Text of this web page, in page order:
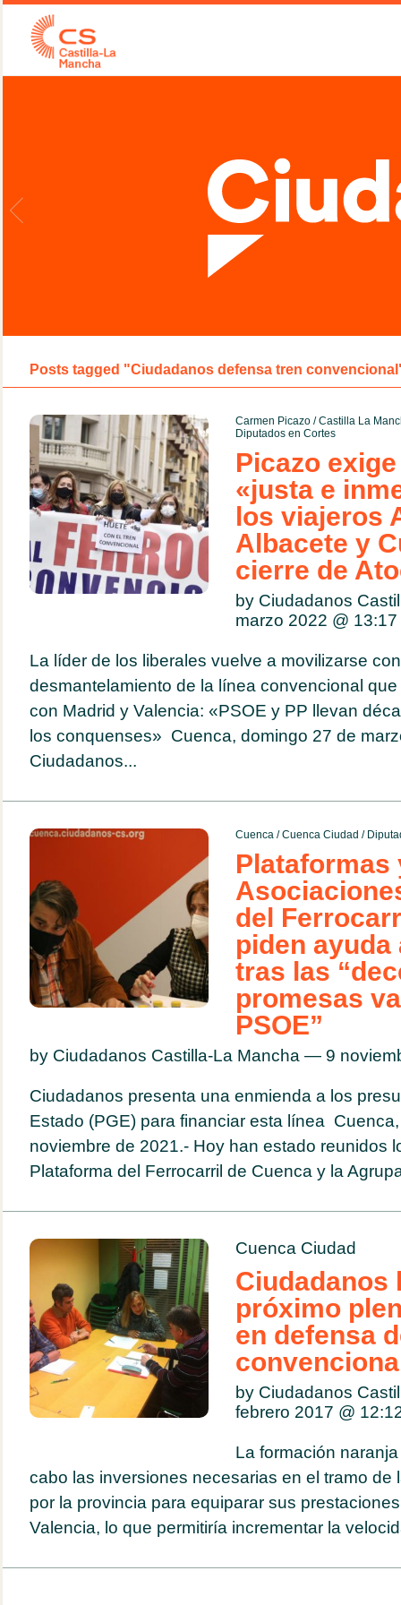
Posts tagged "Ciudadanos defensa tren
Carmen Picazo/Castilla La
Diputados en Cortes
Picazo
«justa e
los viajeros
Albacete y
cierre de
by Ciudadanos
marzo 2022 @ 13:17
La líder de los liberales vuelve a movilizarse
desmantelamiento de la línea convencional
con Madrid y Valencia: «PSOE y PP llevan
los conquenses» Cuenca, domingo 27 de
Ciudadanos...
Cuenca/Cuenca Ciudad /
Plataformas
del
piden ayuda
tras las
promesas
PSOE”
by Ciudadanos Castilla-La Mancha — 9
Ciudadanos presenta una enmienda a los
Estado (PGE) para financiar esta línea
noviembre de 2021.- Hoy han estado reunidos
Plataforma del Ferrocarril de Cuenca y la
Cuenca Ciudad
Ciudadanos
próximo
en defensa
by Ciudadanos
febrero 2017 @
La formación
cabo las inversiones necesarias en el tramo de
por la provincia para equiparar sus
Valencia, lo que permitiría incrementar la